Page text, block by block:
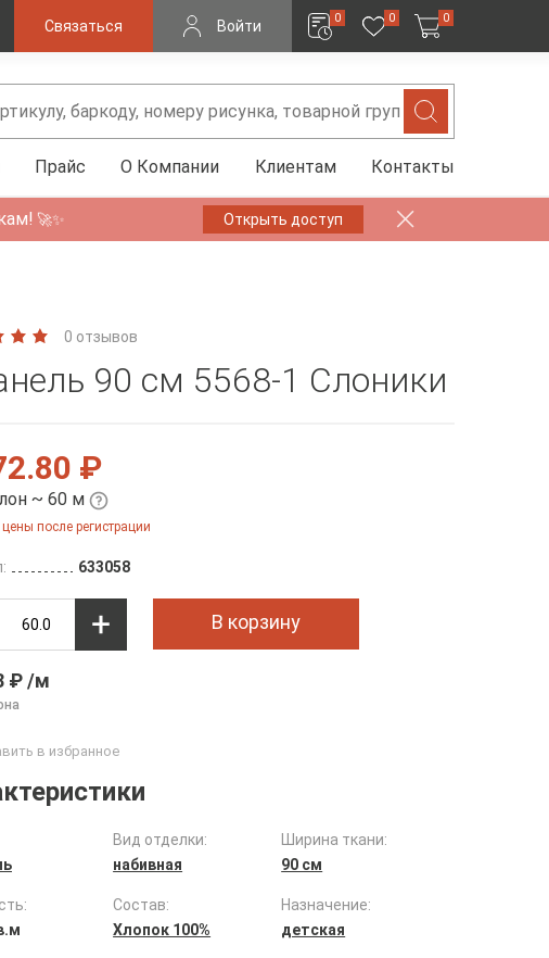
Связаться Войти 0 0 0
Прайс О Компании Клиентам Контакты
🚀✨ Открыть доступ
0 отзывов
90 см 5568-1 Слоники
₽
~ 60 м
после регистрации
633058
В корзину
₽ /м
Вид отделки:
набивная
Ширина ткани:
90 см
Состав:
Хлопок 100%
Назначение:
детская